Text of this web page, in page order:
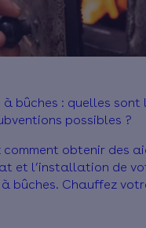
à bûches : quelles sont
possibles ?
comment obtenir des
et l’installation de
bûches. Chauffez